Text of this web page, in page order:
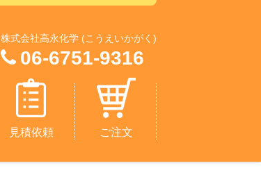
株式会社高永化学 (こうえいかがく)
06-6751-9316
見積依頼 ご注文